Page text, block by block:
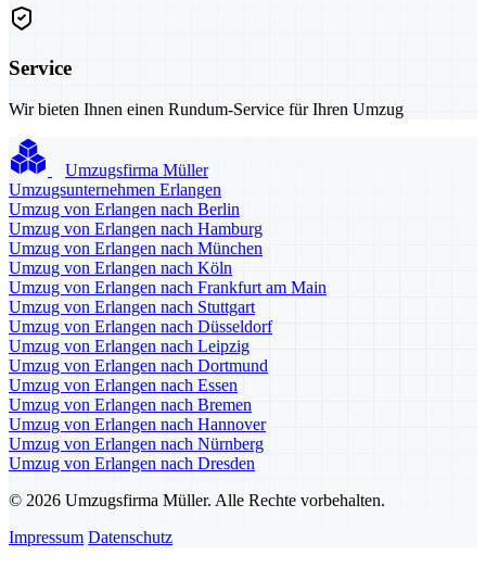
Service
Wir bieten Ihnen einen Rundum-Service für Ihren Umzug
Umzugsfirma Müller
Umzugsunternehmen Erlangen
Umzug von Erlangen nach Berlin
Umzug von Erlangen nach Hamburg
Umzug von Erlangen nach München
Umzug von Erlangen nach Köln
Umzug von Erlangen nach Frankfurt am Main
Umzug von Erlangen nach Stuttgart
Umzug von Erlangen nach Düsseldorf
Umzug von Erlangen nach Leipzig
Umzug von Erlangen nach Dortmund
Umzug von Erlangen nach Essen
Umzug von Erlangen nach Bremen
Umzug von Erlangen nach Hannover
Umzug von Erlangen nach Nürnberg
Umzug von Erlangen nach Dresden
© 2026 Umzugsfirma Müller. Alle Rechte vorbehalten.
Impressum Datenschutz